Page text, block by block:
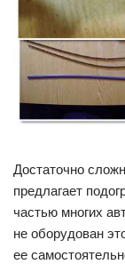
Достаточно
предлагает
частью многих
не оборудован
ее